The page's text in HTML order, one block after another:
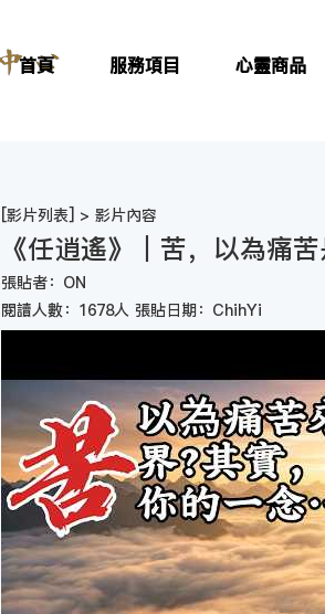
首頁 服務項目 心靈商品
[影片列表] > 影片內容
《任逍遙》｜苦，以為痛
張貼者：ON
閱讀人數：1678人 張貼日期：ChihYi